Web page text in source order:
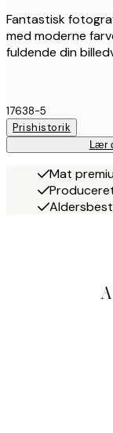
Fantastisk
med moderne
fuldende din
17638-5
Prishistorik
Lær
Mat